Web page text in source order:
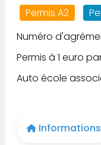
Permis A2
Numéro
Permis à 1 euro
Auto école
Informations